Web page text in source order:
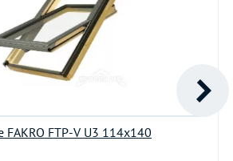
FTP-V U3 114х140